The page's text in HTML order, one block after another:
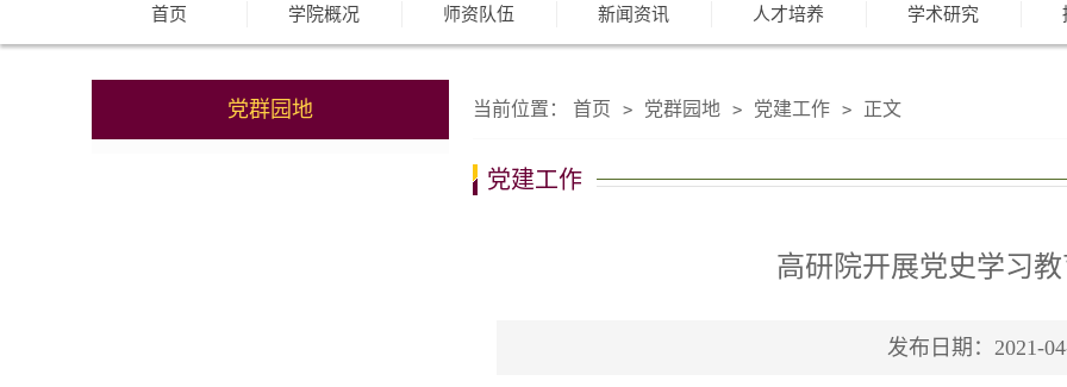
首页 学院概况 师资队伍 新闻资讯 人才培养 学术研究
党群园地 当前位置： 首页 > 党群园地 > 党建工作 > 正文
党建工作
高研院开展党史学习
发布日期：2021-